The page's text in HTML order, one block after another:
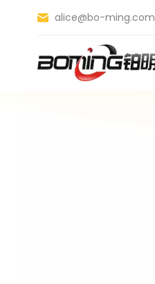
alice@bo-ming.com